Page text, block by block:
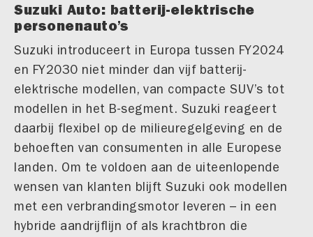
Suzuki Auto: batterij-elektrische
personenauto’s
Suzuki introduceert in Europa tussen FY2024
en FY2030 niet minder dan vijf batterij-
elektrische modellen, van compacte SUV’s tot
modellen in het B-segment. Suzuki reageert
daarbij flexibel op de milieuregelgeving en de
behoeften van consumenten in alle Europese
landen. Om te voldoen aan de uiteenlopende
wensen van klanten blijft Suzuki ook modellen
met een verbrandingsmotor leveren – in een
hybride aandrijflijn of als krachtbron die